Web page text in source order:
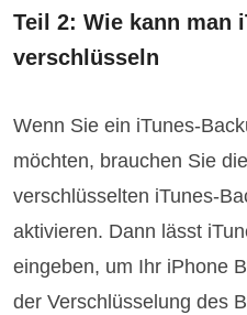
Teil 2: Wie kann man
verschlüsseln
Wenn Sie ein iTunes-
möchten, brauchen Sie
verschlüsselten iTunes-
aktivieren. Dann lässt
eingeben, um Ihr iPhone
der Verschlüsselung des